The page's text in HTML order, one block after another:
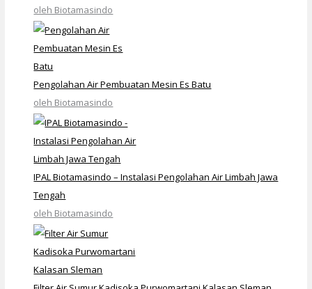
oleh Biotamasindo
Pengolahan Air Pembuatan Mesin Es Batu
oleh Biotamasindo
IPAL Biotamasindo – Instalasi Pengolahan Air Limbah Jawa
Tengah
oleh Biotamasindo